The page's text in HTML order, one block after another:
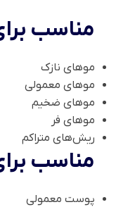
مناسب
موهای نازک
موهای معمولی
موهای ضخیم
موهای فر
ریش‌های متراکم
مناسب
پوست معمولی